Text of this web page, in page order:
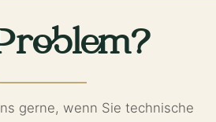
gerne, wenn Sie technische